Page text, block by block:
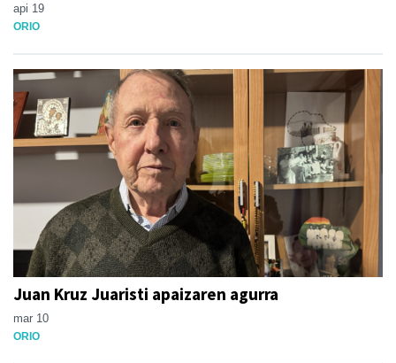
api 19
ORIO
Juan Kruz Juaristi apaizaren agurra
mar 10
ORIO